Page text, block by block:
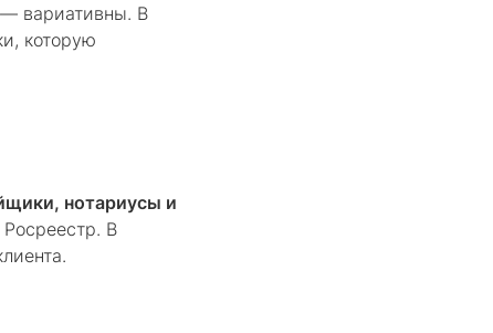
— вариативны. В
которую
нотариусы и
В